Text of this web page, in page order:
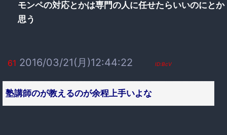
モンペの対応とかは専門の人に任せたらいいのにとか
思う
61 2016/03/21(月)12:44:22 ID:BcV
塾講師のが教えるのが余程上手いよな